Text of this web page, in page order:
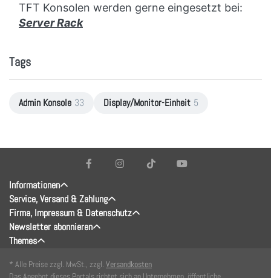
TFT Konsolen werden gerne eingesetzt bei:
Server Rack
Tags
Admin Konsole 33 Display/Monitor-Einheit 5
Informationen
Service, Versand & Zahlung
Firma, Impressum & Datenschutz
Newsletter abonnieren
Themes
* Alle Preise zzgl. MwSt., zzgl. Versandkosten